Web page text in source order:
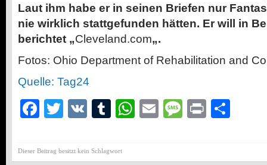
Laut ihm habe er in seinen Briefen nur
nie wirklich stattgefunden hätten. Er will in
berichtet „Cleveland.com„.
Fotos: Ohio Department of Rehabilitation and
Quelle: Tag24
Facebook
Twitter
VK Tumblr
WhatsApp
EmailMessage
Print
Dieser Beitrag besitzt kein Schlagwort